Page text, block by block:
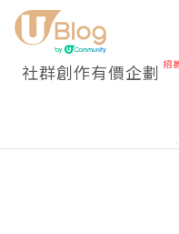
社群創作有價企劃